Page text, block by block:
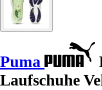
Puma
Laufschuhe